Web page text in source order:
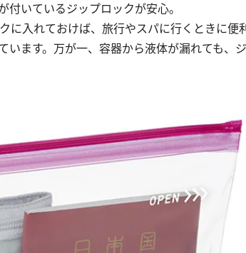
いているジップロックが安心。
に入れておけば、旅行やスパに行くときに便
ます。万が一、容器から液体が漏れても、